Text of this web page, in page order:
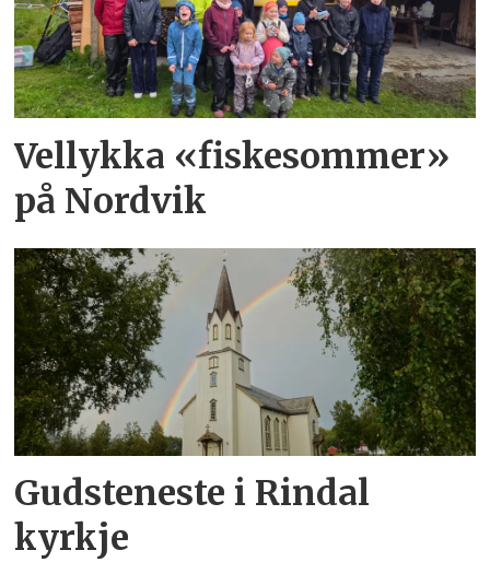
Vellykka «fiskesommer»
på Nordvik
Gudsteneste i Rindal
kyrkje